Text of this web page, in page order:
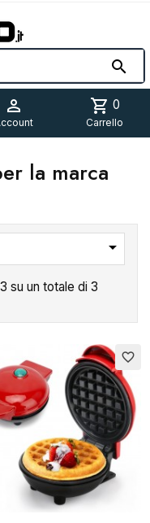

 shopping_cart 0
Carrello
la marca

su un totale di 3
favorite_border